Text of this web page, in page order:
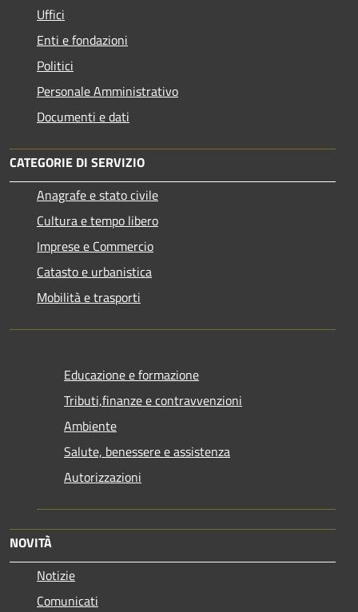
Uffici
Enti e fondazioni
Politici
Personale Amministrativo
Documenti e dati
CATEGORIE DI SERVIZIO
Anagrafe e stato civile
Cultura e tempo libero
Imprese e Commercio
Catasto e urbanistica
Mobilità e trasporti
Educazione e formazione
Tributi,finanze e contravvenzioni
Ambiente
Salute, benessere e assistenza
Autorizzazioni
NOVITÀ
Notizie
Comunicati